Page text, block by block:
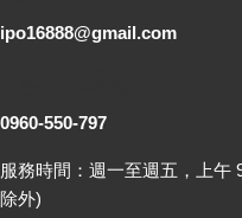
ipo16888@gmail.com
0960-550-797
服務時間：週一至週五，上午
除外)